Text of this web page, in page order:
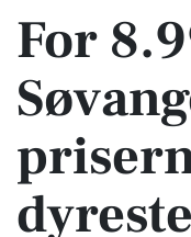
For